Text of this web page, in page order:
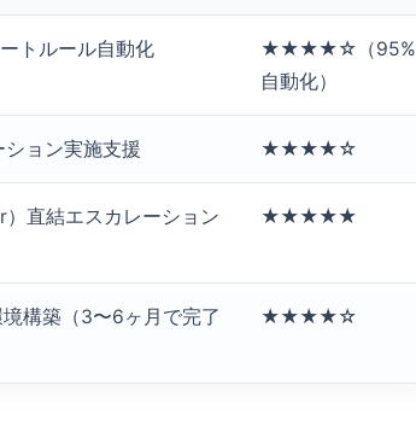
トルール自動化
★★★★☆（95%
自動化）
ョン実施支援 ★★★★☆
直結エスカレーション
★★★★★
構築（3〜6ヶ月で完了
★★★★☆